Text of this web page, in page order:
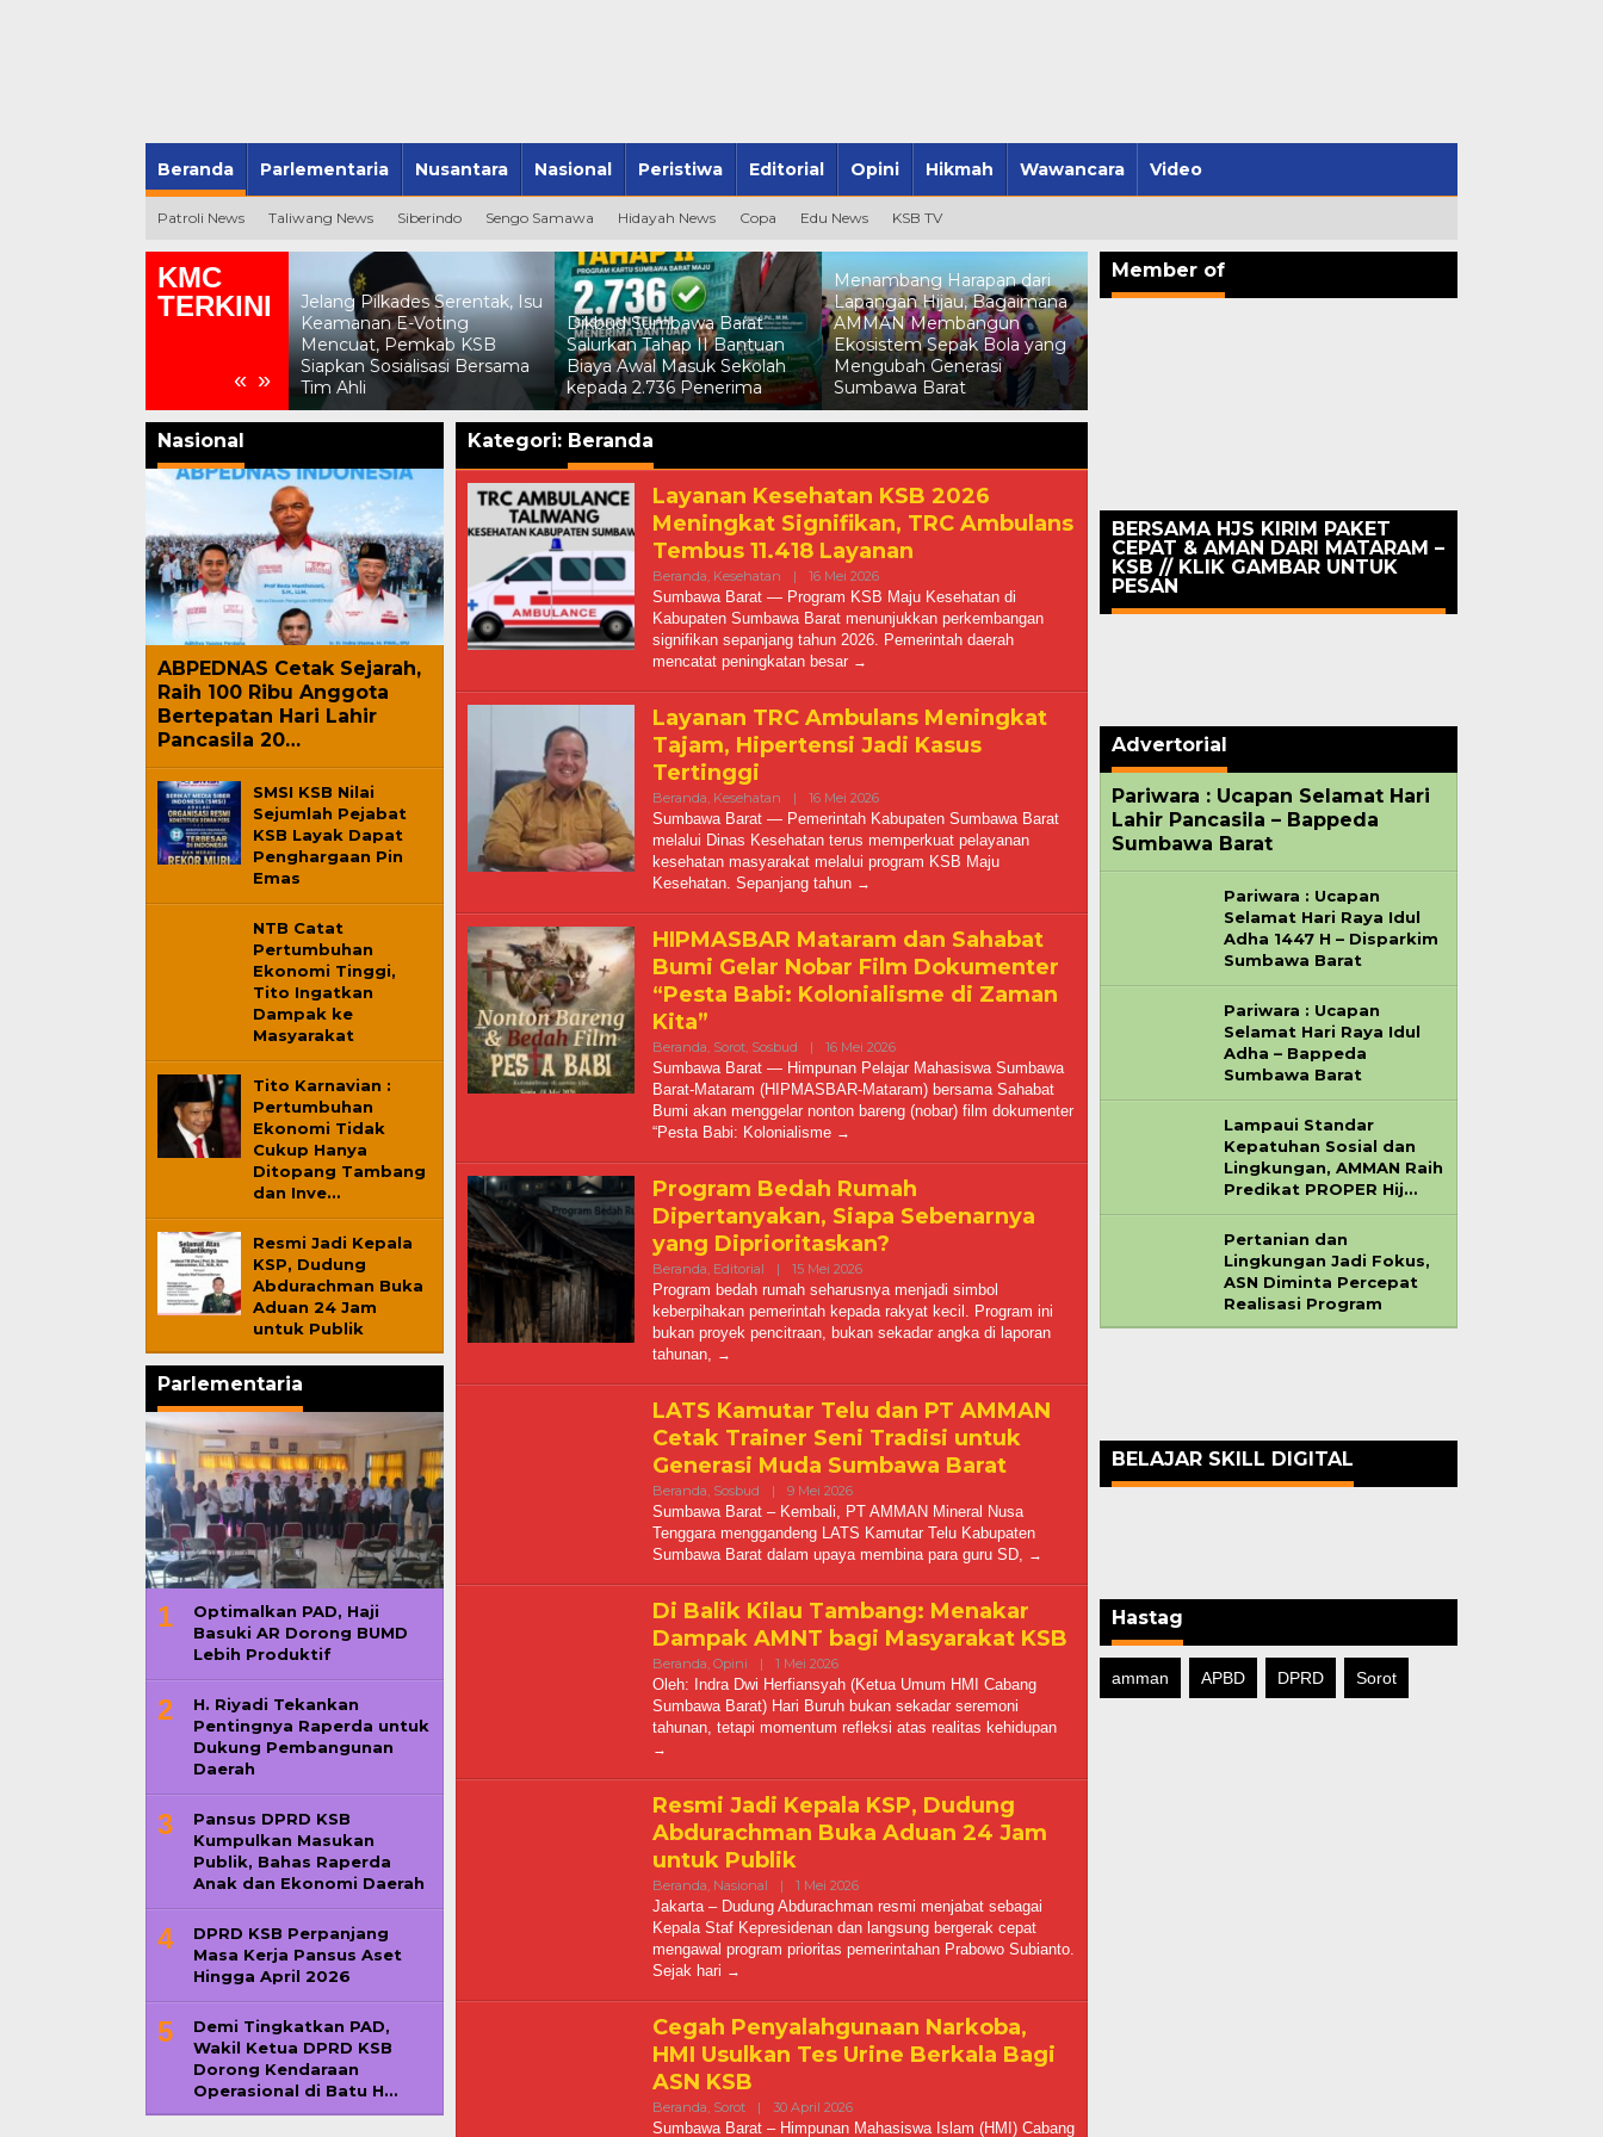
Beranda Parlementaria Nusantara Nasional Peristiwa Editorial Opini Hikmah Wawancara Video
Patroli News Taliwang News Siberindo Sengo Samawa Hidayah News Copa Edu News KSB TV
KMC
TERKINI
« »
Forum Komite SMA-SMK-
Jelang Pilkades Serentak, Isu
Keamanan E-Voting
Mencuat, Pemkab KSB
Siapkan Sosialisasi Bersama
Tim Ahli
Dikbud Sumbawa Barat
Salurkan Tahap II Bantuan
Biaya Awal Masuk Sekolah
kepada 2.736 Penerima
Menambang Harapan dari
Lapangan Hijau, Bagaimana
AMMAN Membangun
Ekosistem Sepak Bola yang
Mengubah Generasi
Sumbawa Barat
Nasional
ABPEDNAS Cetak Sejarah,
Raih 100 Ribu Anggota
Bertepatan Hari Lahir
Pancasila 20…
SMSI KSB Nilai
Sejumlah Pejabat
KSB Layak Dapat
Penghargaan Pin
Emas
NTB Catat
Pertumbuhan
Ekonomi Tinggi,
Tito Ingatkan
Dampak ke
Masyarakat
Tito Karnavian :
Pertumbuhan
Ekonomi Tidak
Cukup Hanya
Ditopang Tambang
dan Inve…
Resmi Jadi Kepala
KSP, Dudung
Abdurachman Buka
Aduan 24 Jam
untuk Publik
Parlementaria
1
Optimalkan PAD, Haji
Basuki AR Dorong BUMD
Lebih Produktif
2
H. Riyadi Tekankan
Pentingnya Raperda untuk
Dukung Pembangunan
Daerah
3
Pansus DPRD KSB
Kumpulkan Masukan
Publik, Bahas Raperda
Anak dan Ekonomi Daerah
4
DPRD KSB Perpanjang
Masa Kerja Pansus Aset
Hingga April 2026
5
Demi Tingkatkan PAD,
Wakil Ketua DPRD KSB
Dorong Kendaraan
Operasional di Batu H…
Kategori: Beranda
Layanan Kesehatan KSB 2026
Meningkat Signifikan, TRC Ambulans
Tembus 11.418 Layanan
Beranda Kesehatan | 16 Mei 2026Oleh
Kabarmediacitra@gmail.com
Sumbawa Barat — Program KSB Maju Kesehatan di
Kabupaten Sumbawa Barat menunjukkan perkembangan
signifikan sepanjang tahun 2026. Pemerintah daerah
mencatat peningkatan besar
Layanan TRC Ambulans Meningkat
Tajam, Hipertensi Jadi Kasus
Tertinggi
Beranda Kesehatan | 16 Mei 2026Oleh
Kabarmediacitra@gmail.com
Sumbawa Barat — Pemerintah Kabupaten Sumbawa Barat
melalui Dinas Kesehatan terus memperkuat pelayanan
kesehatan masyarakat melalui program KSB Maju
Kesehatan. Sepanjang tahun
HIPMASBAR Mataram dan Sahabat
Bumi Gelar Nobar Film Dokumenter
“Pesta Babi: Kolonialisme di Zaman
Kita”
Beranda Sorot Sosbud | 16 Mei 2026Oleh
Kabarmediacitra@gmail.com
Sumbawa Barat — Himpunan Pelajar Mahasiswa Sumbawa
Barat-Mataram (HIPMASBAR-Mataram) bersama Sahabat
Bumi akan menggelar nonton bareng (nobar) film dokumenter
“Pesta Babi: Kolonialisme
Program Bedah Rumah
Dipertanyakan, Siapa Sebenarnya
yang Diprioritaskan?
Beranda Editorial | 15 Mei 2026Oleh
Kabarmediacitra@gmail.com
Program bedah rumah seharusnya menjadi simbol
keberpihakan pemerintah kepada rakyat kecil. Program ini
bukan proyek pencitraan, bukan sekadar angka di laporan
tahunan,
LATS Kamutar Telu dan PT AMMAN
Cetak Trainer Seni Tradisi untuk
Generasi Muda Sumbawa Barat
Beranda Sosbud | 9 Mei 2026Oleh
Kabarmediacitra@gmail.com
Sumbawa Barat – Kembali, PT AMMAN Mineral Nusa
Tenggara menggandeng LATS Kamutar Telu Kabupaten
Sumbawa Barat dalam upaya membina para guru SD,
Di Balik Kilau Tambang: Menakar
Dampak AMNT bagi Masyarakat KSB
Beranda Opini | 1 Mei 2026Oleh
Kabarmediacitra@gmail.com
Oleh: Indra Dwi Herfiansyah (Ketua Umum HMI Cabang
Sumbawa Barat) Hari Buruh bukan sekadar seremoni
tahunan, tetapi momentum refleksi atas realitas kehidupan
Resmi Jadi Kepala KSP, Dudung
Abdurachman Buka Aduan 24 Jam
untuk Publik
Beranda Nasional | 1 Mei 2026Oleh
Kabarmediacitra@gmail.com
Jakarta – Dudung Abdurachman resmi menjabat sebagai
Kepala Staf Kepresidenan dan langsung bergerak cepat
mengawal program prioritas pemerintahan Prabowo Subianto.
Sejak hari
Cegah Penyalahgunaan Narkoba,
HMI Usulkan Tes Urine Berkala Bagi
ASN KSB
Beranda Sorot | 30 April 2026Oleh
Kabarmediacitra@gmail.com
Sumbawa Barat – Himpunan Mahasiswa Islam (HMI) Cabang
Member of
BERSAMA HJS KIRIM PAKET
CEPAT & AMAN DARI MATARAM –
KSB // KLIK GAMBAR UNTUK
PESAN
Advertorial
Pariwara : Ucapan Selamat Hari
Lahir Pancasila – Bappeda
Sumbawa Barat
Pariwara : Ucapan
Selamat Hari Raya Idul
Adha 1447 H – Disparkim
Sumbawa Barat
Pariwara : Ucapan
Selamat Hari Raya Idul
Adha – Bappeda
Sumbawa Barat
Lampaui Standar
Kepatuhan Sosial dan
Lingkungan, AMMAN Raih
Predikat PROPER Hij…
Pertanian dan
Lingkungan Jadi Fokus,
ASN Diminta Percepat
Realisasi Program
BELAJAR SKILL DIGITAL
Hastag
amman APBD DPRD Sorot